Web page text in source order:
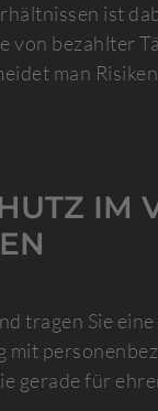
ist
von bezahlter
man
IM
tragen Sie
mit
gerade für